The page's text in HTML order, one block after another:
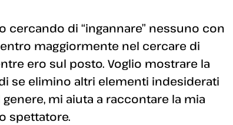
di “ingannare” nessuno con
maggiormente nel cercare di
ero sul posto. Voglio mostrare la
se elimino altri elementi indesiderati
mi aiuta a raccontare la mia
spettatore.